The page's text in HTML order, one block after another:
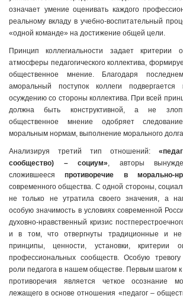
означает умение оценивать каждого
реальному вкладу в учебно-воспитательный
«одной команде» на достижение общей цели.
Принцип коллегиальности задает критерии
атмосферы педагогического коллектива,
общественное мнение. Благодаря
аморальный поступок коллеги подвергается
осуждению со стороны коллектива. При всей
должна быть конструктивной, а не
общественное мнение одобряет
моральным нормам, выполнение морального
Анализируя третий тип отношений:
сообщество) – социум», авторы
сложившеесяпротиворечие в морально-
современного общества. С одной стороны,
не только не утратила своего значения, а
особую значимость в условиях современной
духовно-нравственный кризис
и в том, что отвергнуты традиционные и
принципы, ценности, установки, критерии
профессиональных сообществ. Особую
роли педагога в нашем обществе. Первым шагом
противоречия является четкое осознание
лежащего в основе отношения «педагог –